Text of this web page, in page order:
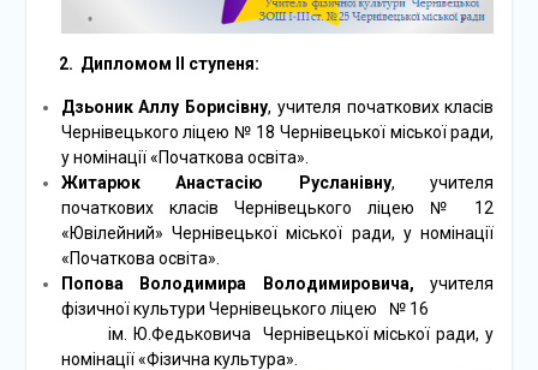
2. Дипломом ІІ ступеня:
Дзьоник Аллу Борисівну, учителя початкових класів
Чернівецького ліцею № 18 Чернівецької міської ради,
у номінації «Початкова освіта».
Житарюк Анастасію Русланівну, учителя
початкових класів Чернівецького ліцею № 12
«Ювілейний» Чернівецької міської ради, у номінації
«Початкова освіта».
Попова Володимира Володимировича,учителя
фізичної культури Чернівецького ліцею № 16
ім. Ю.Федьковича Чернівецької міської ради, у
номінації «Фізична культура».